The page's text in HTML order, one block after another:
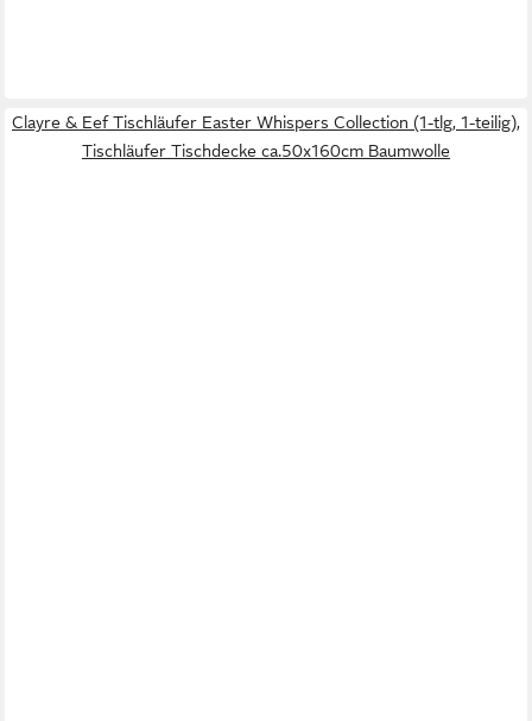
Clayre & Eef Tischläufer Easter Whispers Collection (1-tlg, 1-teilig),
Tischläufer Tischdecke ca.50x160cm Baumwolle